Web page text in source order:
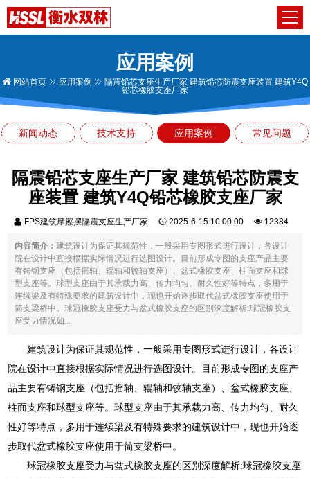
应用案例
网站首页 应用案例
隔震铅芯支座生产厂家 建筑铅芯防震支座装置 建筑Y4Q
铅芯橡胶支座厂家
新闻动态 技术支持 应用案例 常见问题
隔震铅芯支座生产厂家 建筑铅芯防震支
座装置 建筑Y4Q铅芯橡胶支座厂家
FPS建筑摩擦摆隔震支座生产厂家 2025-6-15 10:00:00 12384
内容简介：建筑设计为保证其规范性，一般采用专图形式进行设计，各设计
院在设计中直接根据实际情况进行选图设计。目前形成专图的支座产品主要
有铸钢支座（包括摇轴、辊轴和铰轴支座）、盆式橡胶支座、柱面支座和球
型支座等。球型支座由于其承载力高、传力均匀、耐久性好等特点，多用于
连续梁及有特殊要求的建筑设计中，现也开始逐步取代盆式橡胶支座使用于
简支梁桥中。球冠橡胶支座受力与盆式橡胶支座的区别深度解析:球冠橡胶支
座受力情况如...
建筑设计为保证其规范性，一般采用专图形式进行设计，各设计
院在设计中直接根据实际情况进行选图设计。目前形成专图的支座产
品主要有铸钢支座（包括摇轴、辊轴和铰轴支座）、盆式橡胶支座、
柱面支座和球型支座等。球型支座由于其承载力高、传力均匀、耐久
性好等特点，多用于连续梁及有特殊要求的建筑设计中，现也开始逐
步取代盆式橡胶支座使用于简支梁桥中。
球冠橡胶支座受力与盆式橡胶支座的区别深度解析:球冠橡胶支座